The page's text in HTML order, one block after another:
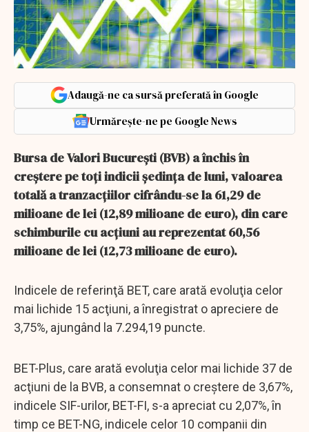
Adaugă-ne ca sursă preferată în Google
Urmărește-ne pe Google News
Bursa de Valori Bucureşti (BVB) a închis în
creştere pe toţi indicii şedinţa de luni, valoarea
totală a tranzacţiilor cifrându-se la 61,29 de
milioane de lei (12,89 milioane de euro), din care
schimburile cu acţiuni au reprezentat 60,56
milioane de lei (12,73 milioane de euro).
Indicele de referinţă BET, care arată evoluţia celor
mai lichide 15 acţiuni, a înregistrat o apreciere de
3,75%, ajungând la 7.294,19 puncte.
BET-Plus, care arată evoluţia celor mai lichide 37 de
acţiuni de la BVB, a consemnat o creştere de 3,67%,
indicele SIF-urilor, BET-FI, s-a apreciat cu 2,07%, în
timp ce BET-NG, indicele celor 10 companii din